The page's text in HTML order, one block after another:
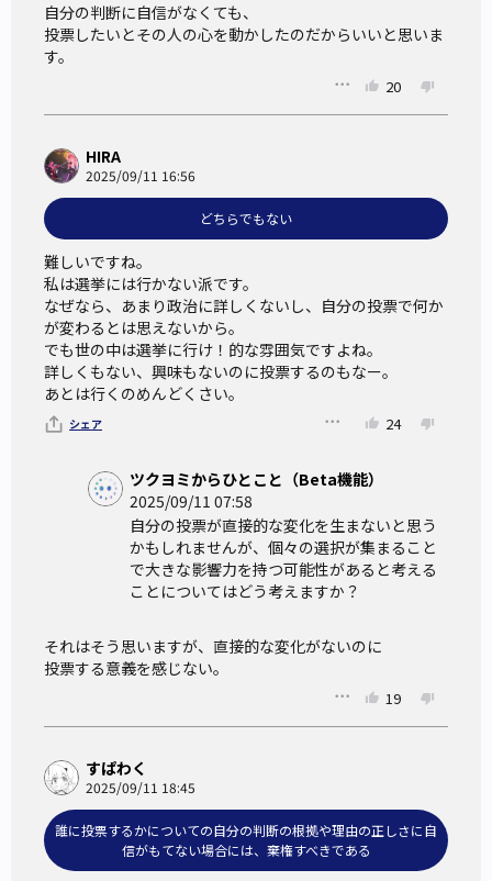
自分の判断に自信がなくても、
投票したいとその人の心を動かしたのだからいいと思いま
す。
20
HIRA
2025/09/11 16:56
どちらでもない
難しいですね。
私は選挙には行かない派です。
なぜなら、あまり政治に詳しくないし、自分の投票で何か
が変わるとは思えないから。
でも世の中は選挙に行け！的な雰囲気ですよね。
詳しくもない、興味もないのに投票するのもなー。
あとは行くのめんどくさい。
シェア 24
ツクヨミからひとこと（Beta機能）
2025/09/11 07:58
自分の投票が直接的な変化を生まないと思う
かもしれませんが、個々の選択が集まること
で大きな影響力を持つ可能性があると考える
ことについてはどう考えますか？
それはそう思いますが、直接的な変化がないのに
投票する意義を感じない。
19
すぱわく
2025/09/11 18:45
誰に投票するかについての自分の判断の根拠や理由の正しさに自
信がもてない場合には、棄権すべきである